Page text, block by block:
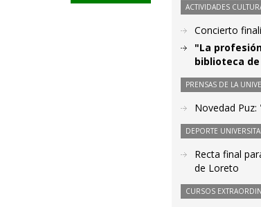
ACTIVIDADES
Concierto
"La
biblioteca de
PRENSAS DE LA
Novedad
DEPORTE
Recta final
de Loreto
CURSOS